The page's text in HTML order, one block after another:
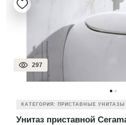
297
КАТЕГОРИЯ: ПРИСТАВНЫЕ УНИТАЗЫ
Унитаз приставной